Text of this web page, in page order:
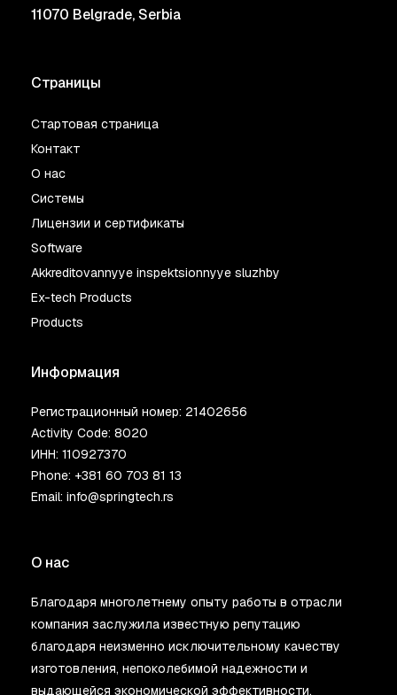
11070 Belgrade, Serbia
Страницы
Стартовая страница
Контакт
О нас
Системы
Лицензии и сертификаты
Software
Akkreditovannyye inspektsionnyye sluzhby
Ex-tech Products
Products
Информация
Регистрационный номер: 21402656
Activity Code: 8020
ИНН: 110927370
Phone: +381 60 703 81 13
Email: info@springtech.rs
О нас
Благодаря многолетнему опыту работы в отрасли
компания заслужила известную репутацию
благодаря неизменно исключительному качеству
изготовления, непоколебимой надежности и
выдающейся экономической эффективности.